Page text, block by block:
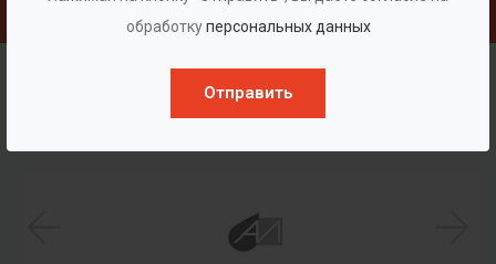
обработкуперсональных данных
Отправить
Наши клиенты